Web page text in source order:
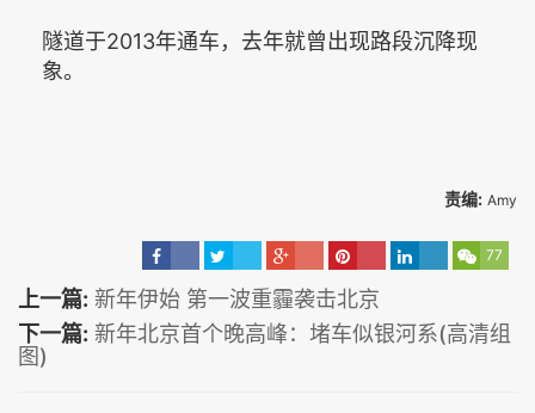
隧道于2013年通车，去年就曾出现路段沉降现
象。
责编: Amy
77
上一篇: 新年伊始 第一波重霾袭击北京
下一篇: 新年北京首个晚高峰：堵车似银河系(高清组
图)